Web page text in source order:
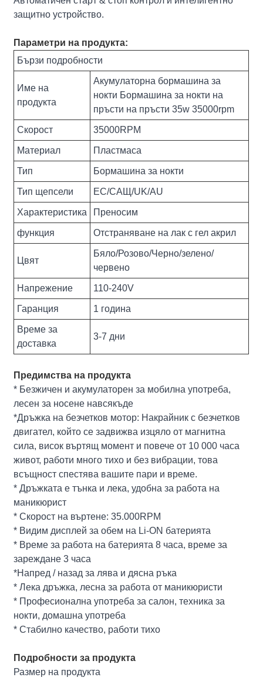
защитно устройство.
Параметри на продукта:
Бързи подробности
Име на
продукта
Акумулаторна бормашина за
нокти Бормашина за нокти на
пръсти на пръсти 35w 35000rpm
Скорост 35000RPM
Материал Пластмаса
Тип Бормашина за нокти
Тип щепсели ЕС/САЩ/UK/AU
Характеристика Преносим
функция Отстраняване на лак с гел акрил
Цвят
Бяло/Розово/Черно/зелено/
червено
Напрежение 110-240V
Гаранция 1 година
Време за
доставка
3-7 дни
Предимства на продукта
* Безжичен и акумулаторен за мобилна употреба,
лесен за носене навсякъде
*Дръжка на безчетков мотор: Накрайник с безчетков
двигател, който се задвижва изцяло от магнитна
сила, висок въртящ момент и повече от 10 000 часа
живот, работи много тихо и без вибрации, това
всъщност спестява вашите пари и време.
* Дръжката е тънка и лека, удобна за работа на
маникюрист
* Скорост на въртене: 35.000RPM
* Видим дисплей за обем на Li-ON батерията
* Време за работа на батерията 8 часа, време за
зареждане 3 часа
*Напред / назад за лява и дясна ръка
* Лека дръжка, лесна за работа от маникюристи
* Професионална употреба за салон, техника за
нокти, домашна употреба
* Стабилно качество, работи тихо
Подробности за продукта
Размер на продукта